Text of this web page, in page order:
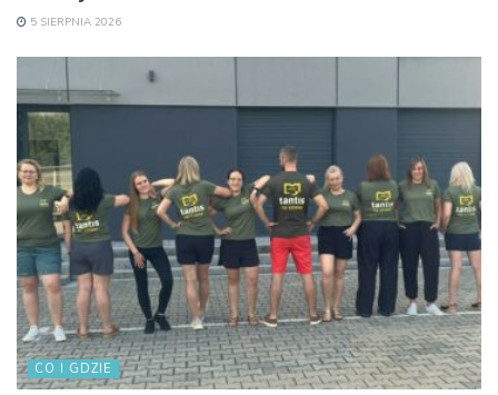
5 SIERPNIA 2026
CO I GDZIE